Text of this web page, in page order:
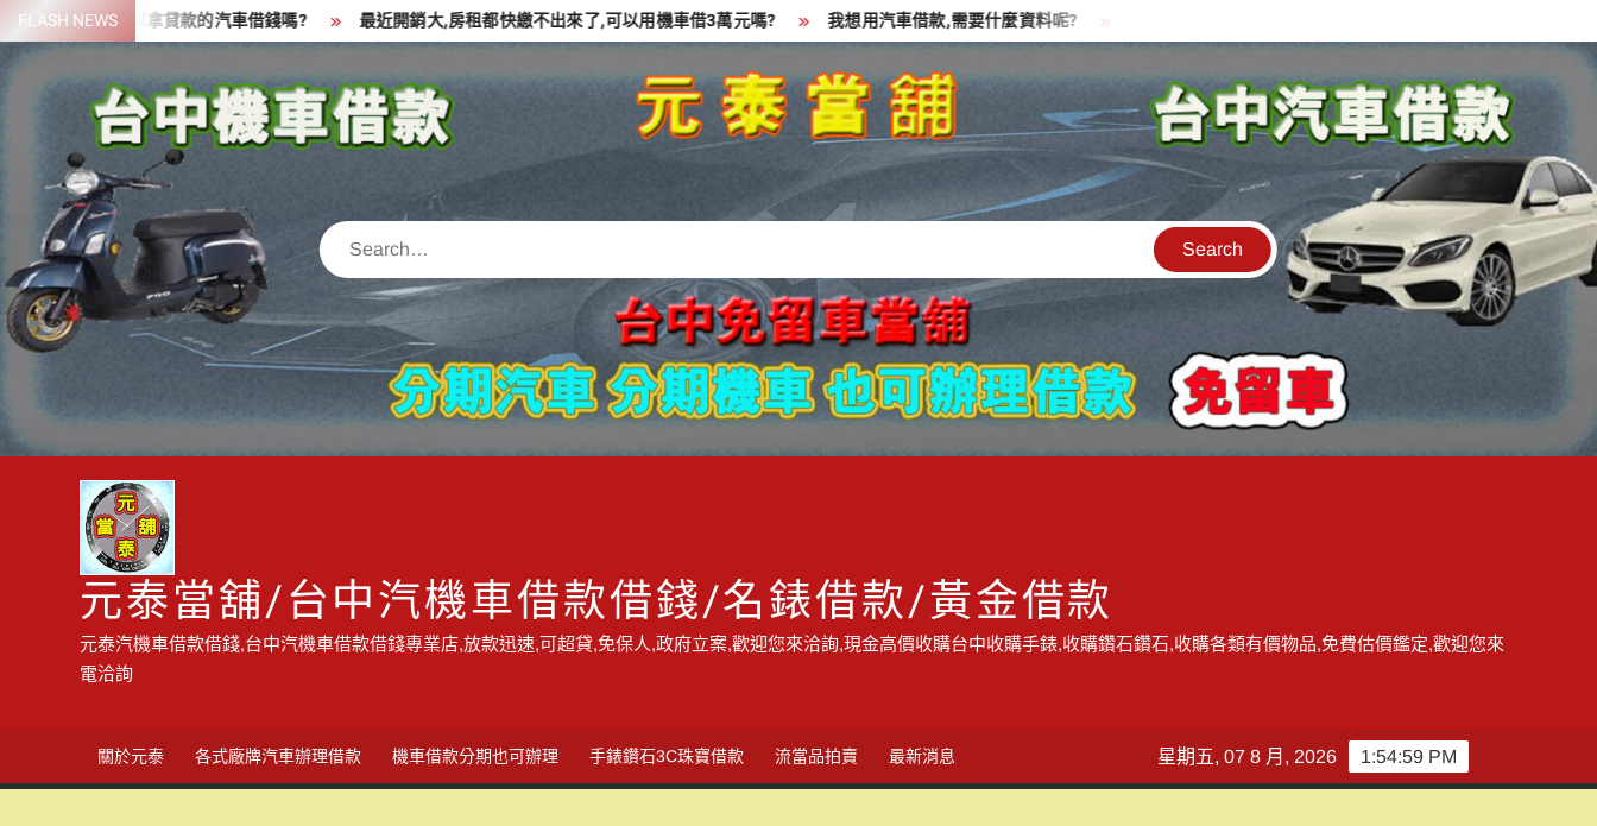
Skip
to
content
FLASH NEWS
資金,可以拿貸款的汽車借錢嗎? 最近開銷大,房租都快繳不出來了,可以用機車借3萬元嗎? 我想用汽車借款,需要什麼資料呢? 貸款中的中古機車可以借款嗎?機車可以騎走嗎?
Search
元泰當舖/台中汽機車借款借錢/名錶借款/黃金借款
元泰汽機車借款借錢,台中汽機車借款借錢專業店,放款迅速,可超貸,免保人,政府立案,歡迎您來洽詢,現金高價收購台中收購手錶,收購鑽石鑽石,收購各類有價物品,免費估價鑑定,歡迎您來
電洽詢
關於元泰 各式廠牌汽車辦理借款 機車借款分期也可辦理 手錶鑽石3C珠寶借款 流當品拍賣 最新消息 1:55:00 PM
星期五, 07 8 月, 2026